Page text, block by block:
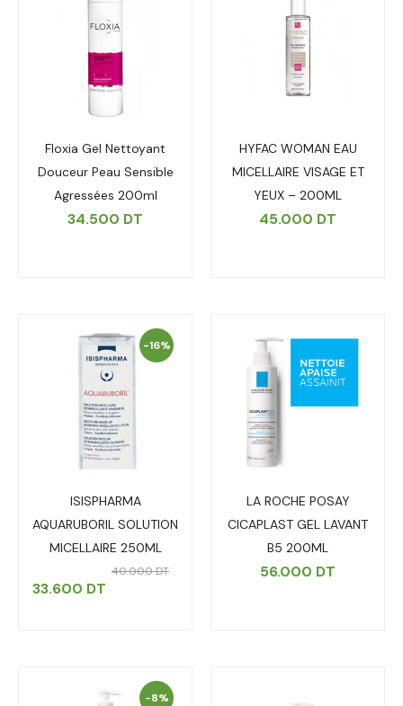
Floxia Gel Nettoyant
Douceur Peau Sensible
Agressées 200ml
34.500 DT
HYFAC WOMAN EAU
MICELLAIRE VISAGE ET
YEUX – 200ML
45.000 DT
-16%
ISISPHARMA
AQUARUBORIL SOLUTION
MICELLAIRE 250ML
40.000DT
33.600 DT
LA ROCHE POSAY
CICAPLAST GEL LAVANT
B5 200ML
56.000 DT
-8%